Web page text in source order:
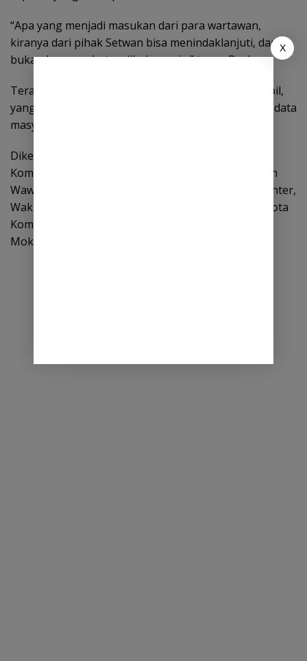
“Apa yang menjadi masukan dari para wartawan,
kiranya dari pihak Setwan bisa menindaklanjuti, dan
bukan hanya sebatas dibahas saja,” tegas Royke.
Terakhir, Komisi I melakukan rapat dengan Dukcapil,
yang fokus untuk mendapatkan informasi tentang data
masyarakat.
Diketahui, RDP tersebut digelar langsung di Ruang
Komisi I DPRD Sulut dan dipimpin oleh Ketua Braien
Waworuntu, didampingi wakil ketua DPRD Royke Anter,
Wakil Ketua Komisi I Rhesa Waworuntu serta anggota
Komisi I, yakni Muliadi Paputungan dan Raski
Mokodompit dan Fharamita Mokodompit. (adv)
X